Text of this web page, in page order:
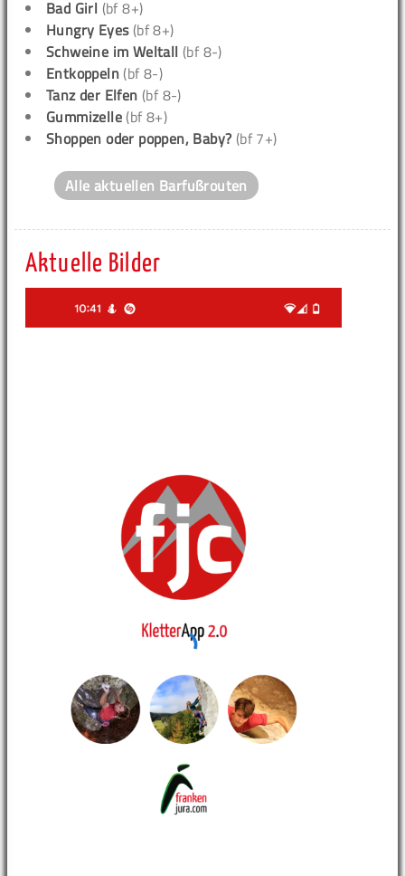
Bad Girl (bf 8+)
Hungry Eyes(bf 8+)
Schweine im Weltall (bf 8-)
Entkoppeln (bf 8-)
Tanz der Elfen (bf 8-)
Gummizelle (bf 8+)
Shoppen oder poppen, Baby? (bf 7+)
Alle aktuellen Barfußrouten
Aktuelle Bilder